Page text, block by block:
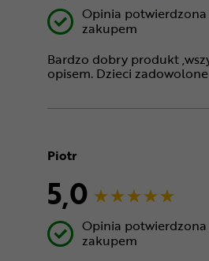
Opinia potwierdzona
zakupem
Bardzo dobry produkt
opisem. Dzieci
Piotr
5,0
Opinia potwierdzona
zakupem